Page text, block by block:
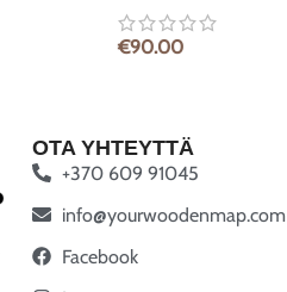
€90.00
OTA YHTEYTTÄ
+370 609 91045
info@yourwoodenmap.com
Facebook